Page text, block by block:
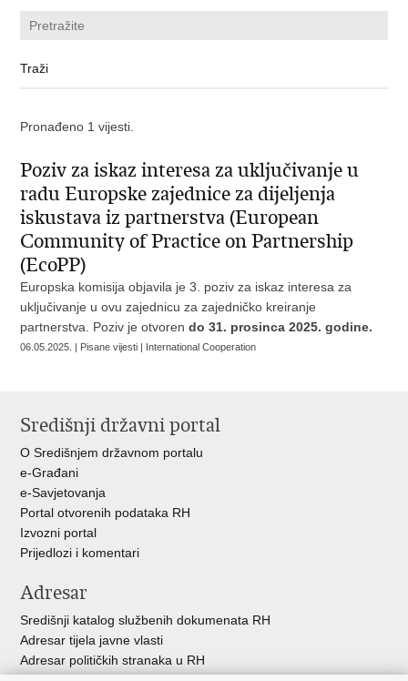
Pronađeno 1 vijesti.
Poziv za iskaz interesa za uključivanje u
radu Europske zajednice za dijeljenja
iskustava iz partnerstva (European
Community of Practice on Partnership
(EcoPP)
Europska komisija objavila je 3. poziv za iskaz interesa za
uključivanje u ovu zajednicu za zajedničko kreiranje
partnerstva. Poziv je otvorendo 31. prosinca 2025. godine.
06.05.2025. | Pisane vijesti | International Cooperation
Središnji državni portal
O Središnjem državnom portalu
e-Građani
e-Savjetovanja
Portal otvorenih podataka RH
Izvozni portal
Prijedlozi i komentari
Adresar
Središnji katalog službenih dokumenata RH
Adresar tijela javne vlasti
Adresar političkih stranaka u RH